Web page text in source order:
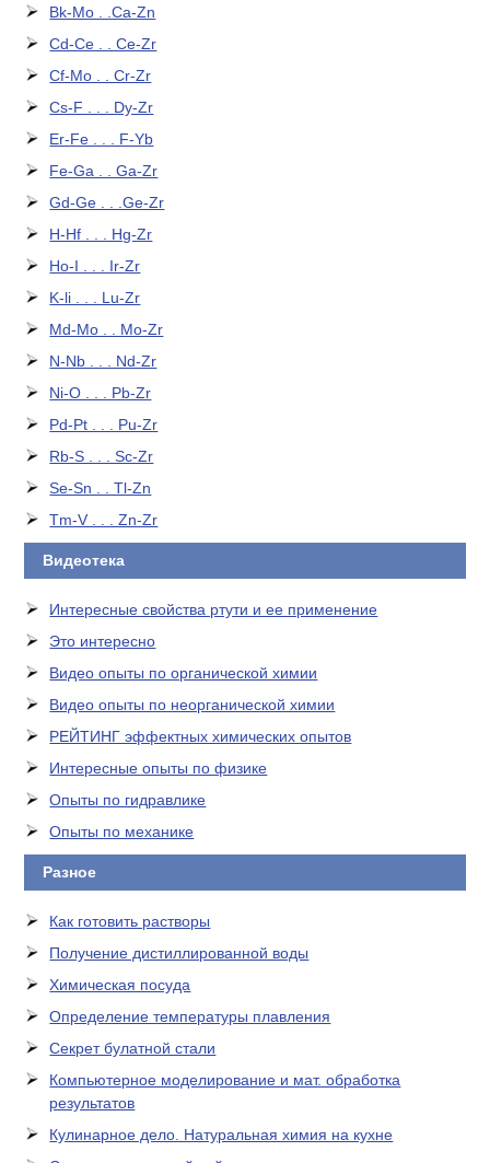
Bk-Mo . .Ca-Zn
Cd-Ce . . Ce-Zr
Cf-Mo . . Cr-Zr
Cs-F . . . Dy-Zr
Er-Fe . . . F-Yb
Fe-Ga . . Ga-Zr
Gd-Ge . . .Ge-Zr
H-Hf . . . Hg-Zr
Ho-I . . . Ir-Zr
K-li . . . Lu-Zr
Md-Mo . . Mo-Zr
N-Nb . . . Nd-Zr
Ni-O . . . Pb-Zr
Pd-Pt . . . Pu-Zr
Rb-S . . . Sc-Zr
Se-Sn . . Tl-Zn
Tm-V . . . Zn-Zr
Видеотека
Интересные свойства ртути и ее применение
Это интересно
Видео опыты по органической химии
Видео опыты по неорганической химии
РЕЙТИНГ эффектных химических опытов
Интересные опыты по физике
Опыты по гидравлике
Опыты по механике
Разное
Как готовить растворы
Получение дистиллированной воды
Химическая посуда
Определение температуры плавления
Секрет булатной стали
Компьютерное моделирование и мат. обработка
результатов
Кулинарное дело. Натуральная химия на кухне